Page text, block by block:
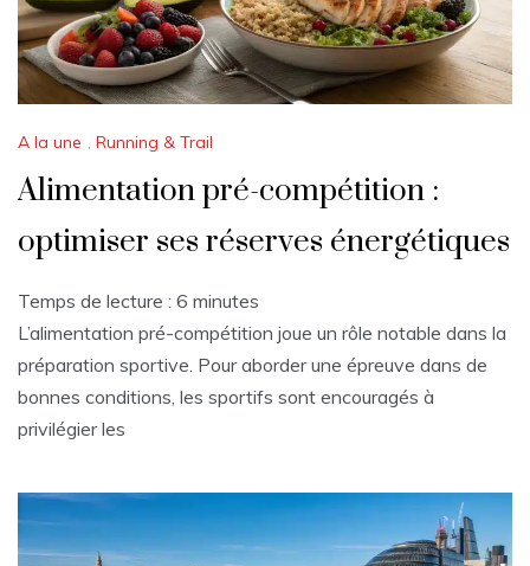
A la une , Running & Trail
Alimentation pré-compétition :
optimiser ses réserves énergétiques
Temps de lecture : 6 minutes
L’alimentation pré-compétition joue un rôle notable dans la
préparation sportive. Pour aborder une épreuve dans de
bonnes conditions, les sportifs sont encouragés à
privilégier les